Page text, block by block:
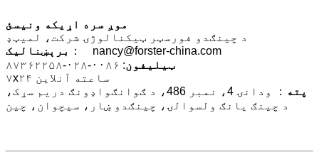
موږ سره اړیکه ونیسئ
د چینګدو فورسټر ټیکنالوژۍ شرکت، لمیټډ
برېښنالیک
： nancy@forster-china.com
ټیلیفون: ۰۰۸۶-۰۲۸-۸۷۳۶۲۲۵۸
۷x۲۴ ساعته آنلاین
پته
： ودانۍ 4، نمبر 486، د ګوانګواډونګ دریم سړک،
د چینګ یانګ ولسوالۍ، چینګدو ښار، سیچوان، چین